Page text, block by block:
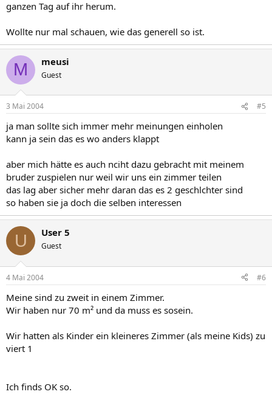
ganzen Tag auf ihr herum.
Wollte nur mal schauen, wie das generell so ist.
M meusi
Guest
3 Mai 2004 #5
ja man sollte sich immer mehr meinungen einholen
kann ja sein das es wo anders klappt
aber mich hätte es auch nciht dazu gebracht mit meinem
bruder zuspielen nur weil wir uns ein zimmer teilen
das lag aber sicher mehr daran das es 2 geschlchter sind
so haben sie ja doch die selben interessen
U User 5
Guest
4 Mai 2004 #6
Meine sind zu zweit in einem Zimmer.
Wir haben nur 70 m² und da muss es sosein.
Wir hatten als Kinder ein kleineres Zimmer (als meine Kids) zu
viert 1
Ich finds OK so.